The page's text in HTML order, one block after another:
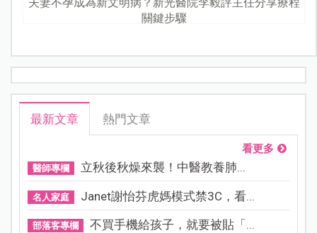
關鍵步驟
最新文章 熱門文章
看更多
醫師專欄 立秋後秋燥來襲！中醫教養肺...
名人家庭 Janet謝怡芬虎媽模式禁3C，看...
部落客專欄 不買手機給孩子，就要被貼「...